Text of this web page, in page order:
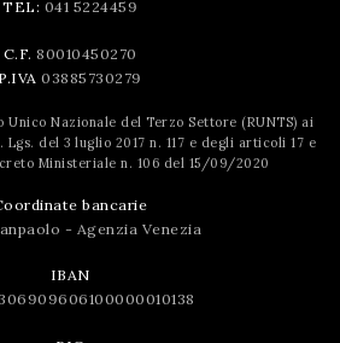
TEL: 041 5224459
C.F. 80010450270
P.IVA 03885730279
Unico Nazionale del Terzo Settore (RUNTS) ai
Lgs. del 3 luglio 2017 n. 117 e degli articoli 17 e
Ministeriale n. 106 del 15/09/2020
bancarie
- Agenzia Venezia
IBAN